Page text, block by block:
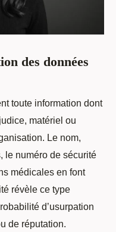
des données
toute information dont
matériel ou
Le nom,
le numéro de sécurité
médicales en font
révèle ce type
d’usurpation
de réputation.